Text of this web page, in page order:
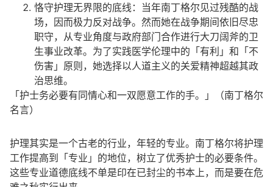
恪守护理无界限的底线：当年南丁格尔见过残酷的战
场，因而极力反对战争。然而她在战争期间依旧尽忠
职守，从专业角度与政府部门合作进行大刀阔斧的卫
生事业改革。为了实践医学伦理中的「有利」和「不
伤害」原则，她选择以人道主义的关爱精神超越其政
治思维。
「护士务必要有同情心和一双愿意工作的手。」（南丁格尔
名言）
护理其实是一个古老的行业，年轻的专业。南丁格尔将护理
工作提高到「专业」的地位，树立了优秀护士的必要条件。
这些专业道德底线不单是印在已封尘的书本上，而是要在危